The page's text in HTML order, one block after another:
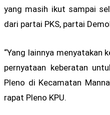
yang masih ikut sampai
dari partai PKS, partai
“Yang lainnya menyatakan
pernyataan keberatan
Pleno di Kecamatan
rapat Pleno KPU.